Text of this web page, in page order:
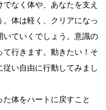
なく体や、あなたを支え
体は軽く、クリアになっ
ていくでしょう。意識の
行きます。動きたい！そ
い自由に行動してみまし
体をハートに戻すこと